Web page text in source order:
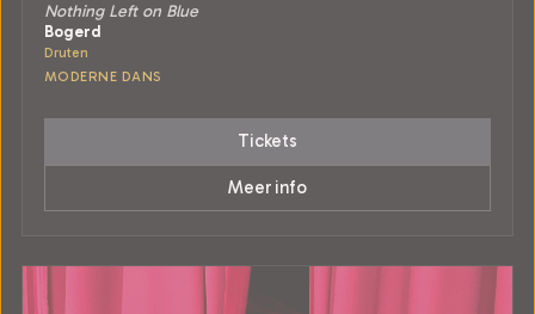
Nothing Left on Blue
Bogerd
Druten
MODERNE DANS
Tickets
Meer info